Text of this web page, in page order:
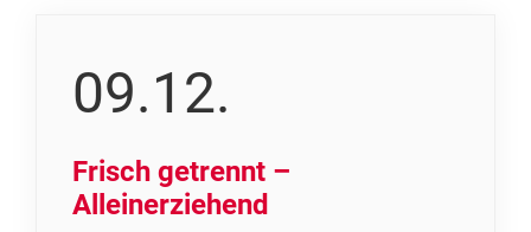
09.12.
Frisch getrennt –
Alleinerziehend